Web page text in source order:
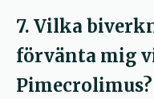
7. Vilka
förvänta mig
Pimecrolimus?